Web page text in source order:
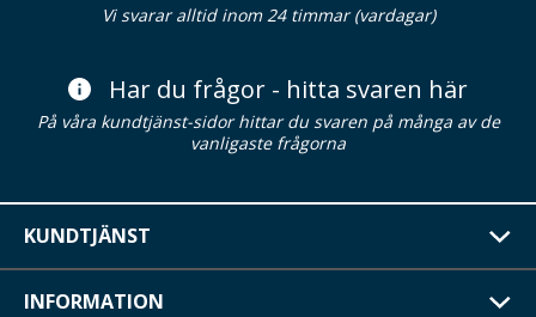
Vi svarar alltid inom 24 timmar (vardagar)
Har du frågor - hitta svaren här
På våra kundtjänst-sidor hittar du svaren på många av de
vanligaste frågorna
KUNDTJÄNST
INFORMATION